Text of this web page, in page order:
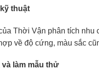
thuật
Thời Vận phân tích
về độ cứng, màu sắc
làm mẫu thử